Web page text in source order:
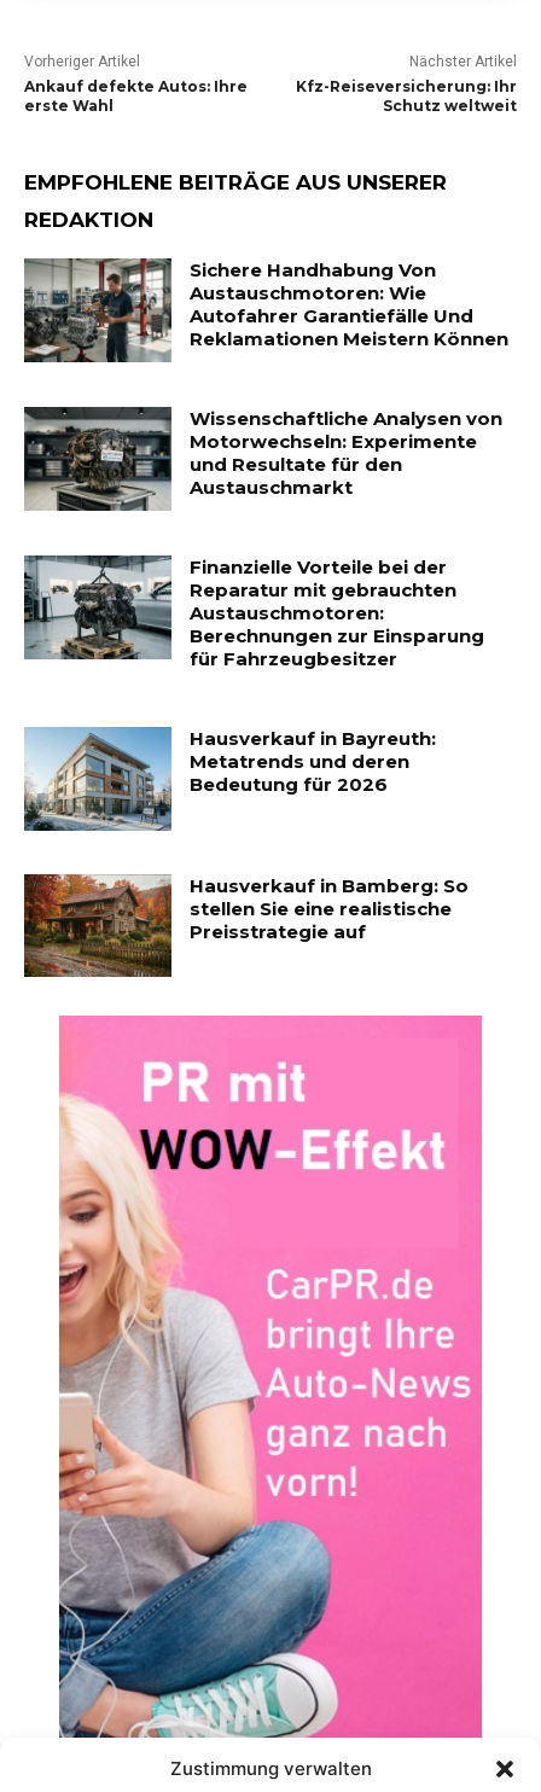
Zustimmung verwalten
Vorheriger Artikel
Ankauf defekte Autos: Ihre
erste Wahl
Nächster Artikel
Kfz-Reiseversicherung: Ihr
Schutz weltweit
EMPFOHLENE BEITRÄGE AUS UNSERER
REDAKTION
Sichere Handhabung Von
Austauschmotoren: Wie
Autofahrer Garantiefälle Und
Reklamationen Meistern Können
Wissenschaftliche Analysen von
Motorwechseln: Experimente
und Resultate für den
Austauschmarkt
Finanzielle Vorteile bei der
Reparatur mit gebrauchten
Austauschmotoren:
Berechnungen zur Einsparung
für Fahrzeugbesitzer
Hausverkauf in Bayreuth:
Metatrends und deren
Bedeutung für 2026
Hausverkauf in Bamberg: So
stellen Sie eine realistische
Preisstrategie auf